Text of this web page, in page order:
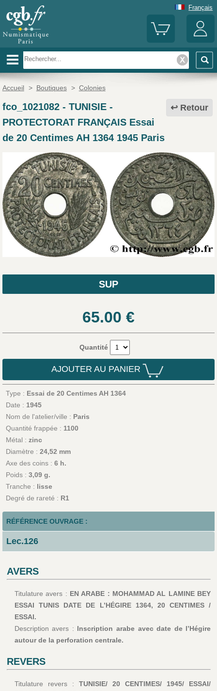
Français
Accueil > Boutiques > Colonies
Retour
fco_1021082- TUNISIE -
PROTECTORAT FRANÇAIS Essai
de 20 Centimes AH 1364 1945 Paris
SUP
65.00 €
Quantité
AJOUTER AU PANIER
Type : Essai de 20 Centimes AH 1364
Date : 1945
Nom de l'atelier/ville : Paris
Quantité frappée : 1100
Métal : zinc
Diamètre : 24,52 mm
Axe des coins : 6 h.
Poids : 3,09 g.
Tranche : lisse
Degré de rareté : R1
RÉFÉRENCE OUVRAGE :
Lec.126
AVERS
Titulature avers : EN ARABE : MOHAMMAD AL LAMINE BEY
ESSAI TUNIS DATE DE L’HÉGIRE 1364, 20 CENTIMES /
ESSAI.
Description avers : Inscription arabe avec date de l’Hégire
autour de la perforation centrale.
REVERS
Titulature revers : TUNISIE/ 20 CENTIMES/ 1945/ ESSAI/